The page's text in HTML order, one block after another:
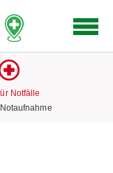
Link
zur
Notfälle